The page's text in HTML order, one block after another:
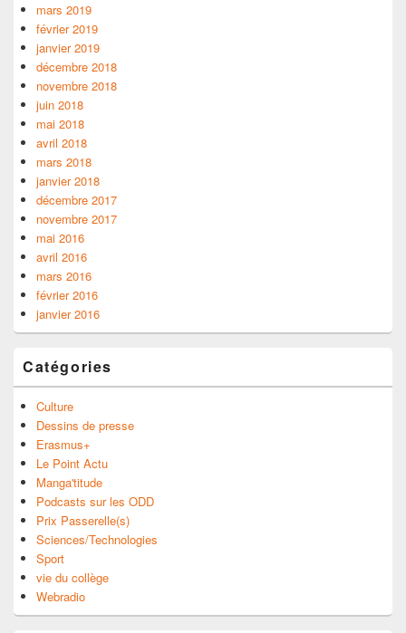
mars 2019
février 2019
janvier 2019
décembre 2018
novembre 2018
juin 2018
mai 2018
avril 2018
mars 2018
janvier 2018
décembre 2017
novembre 2017
mai 2016
avril 2016
mars 2016
février 2016
janvier 2016
Catégories
Culture
Dessins de presse
Erasmus+
Le Point Actu
Manga'titude
Podcasts sur les ODD
Prix Passerelle(s)
Sciences/Technologies
Sport
vie du collège
Webradio